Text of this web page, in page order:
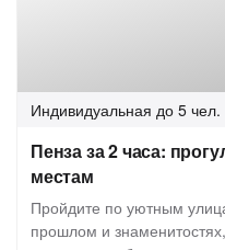
Индивидуальная до 5 чел.
Пенза за 2 часа:
местам
Пройдите по уютным
прошлом и